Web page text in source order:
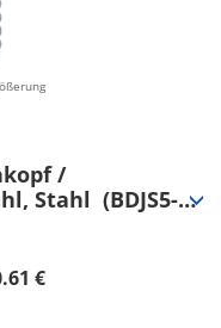
/
Stahl  (BDJS5-
€